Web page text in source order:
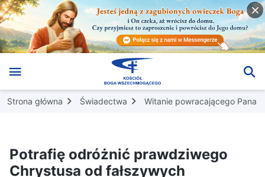
Strona główna Świadectwa Witanie powracającego Pana
Potrafię odróżnić prawdziwego
Chrystusa od fałszywych